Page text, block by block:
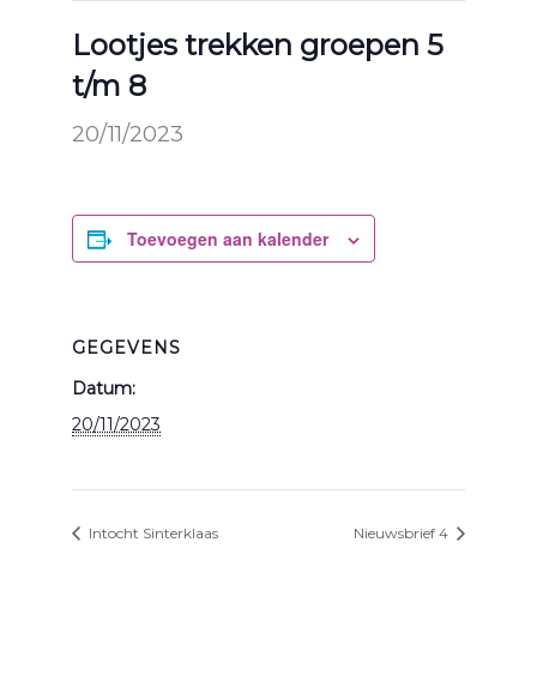
Lootjes trekken groepen 5
t/m 8
20/11/2023
Toevoegen aan kalender
GEGEVENS
Datum:
20/11/2023
Intocht Sinterklaas Nieuwsbrief 4